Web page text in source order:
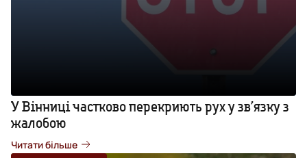
У Вінниці частково перекриють рух у зв’язку з
жалобою
Читати більше